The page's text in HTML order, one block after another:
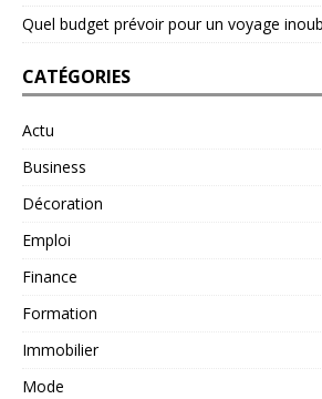
Quel budget prévoir pour un voyage
CATÉGORIES
Actu
Business
Décoration
Emploi
Finance
Formation
Immobilier
Mode